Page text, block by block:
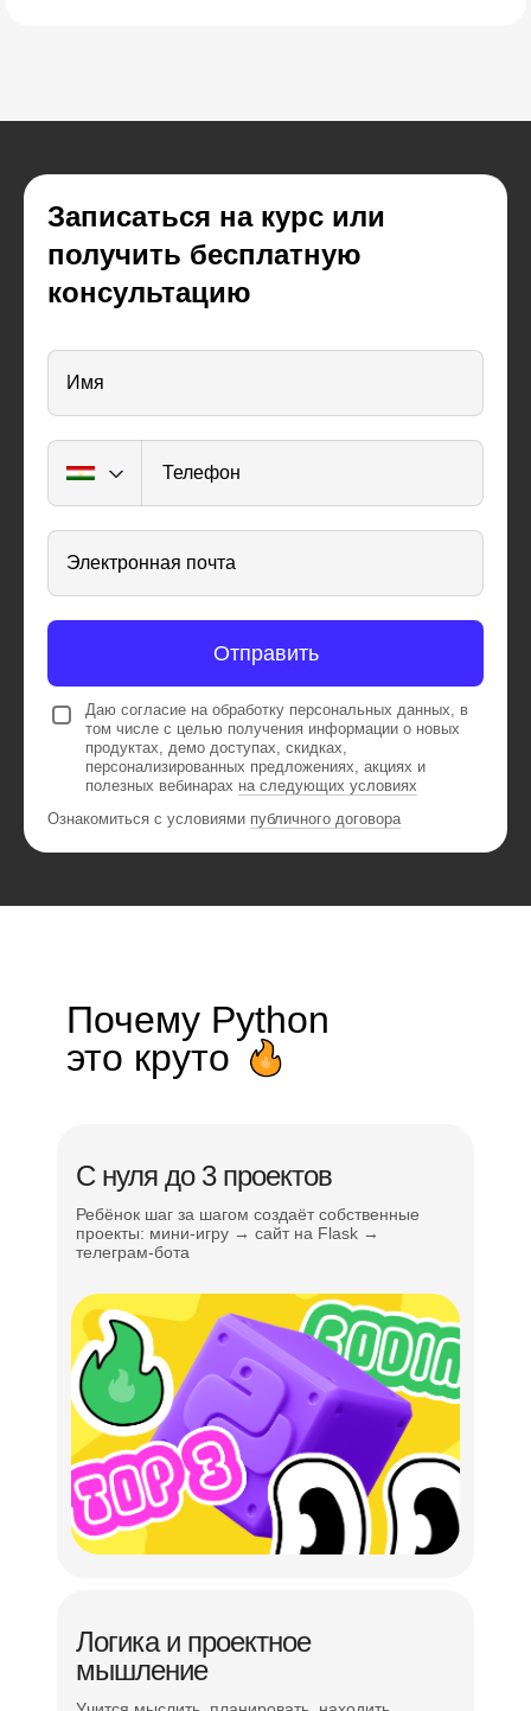
Записаться на курс или
получить бесплатную
консультацию
Имя
Телефон
Электронная почта
Отправить
Даю согласие на обработку персональных данных, в
том числе с целью получения информации о новых
продуктах, демо доступах, скидках,
персонализированных предложениях, акциях и
полезных вебинарах на следующих условиях
Ознакомиться с условиями публичного договора
Почему Python
это круто
С нуля до 3 проектов
Ребёнок шаг за шагом создаёт собственные
проекты: мини-игру → сайт на Flask →
телеграм-бота
Логика и проектное
мышление
Всестороннее развитие
ребёнка — уделяем
внимание
мягким
навыкам
Постановка и решение задач